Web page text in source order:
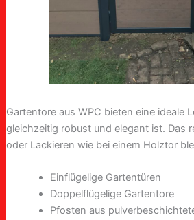
Gartentore aus WPC bieten eine ideale
gleichzeitig robust und elegant ist. Das
oder Lackieren wie bei einem Holztor
Einflügelige Gartentüren
Doppelflügelige Gartentore
Pfosten aus